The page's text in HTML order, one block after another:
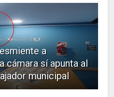
a
cámara sí apunta al
municipal